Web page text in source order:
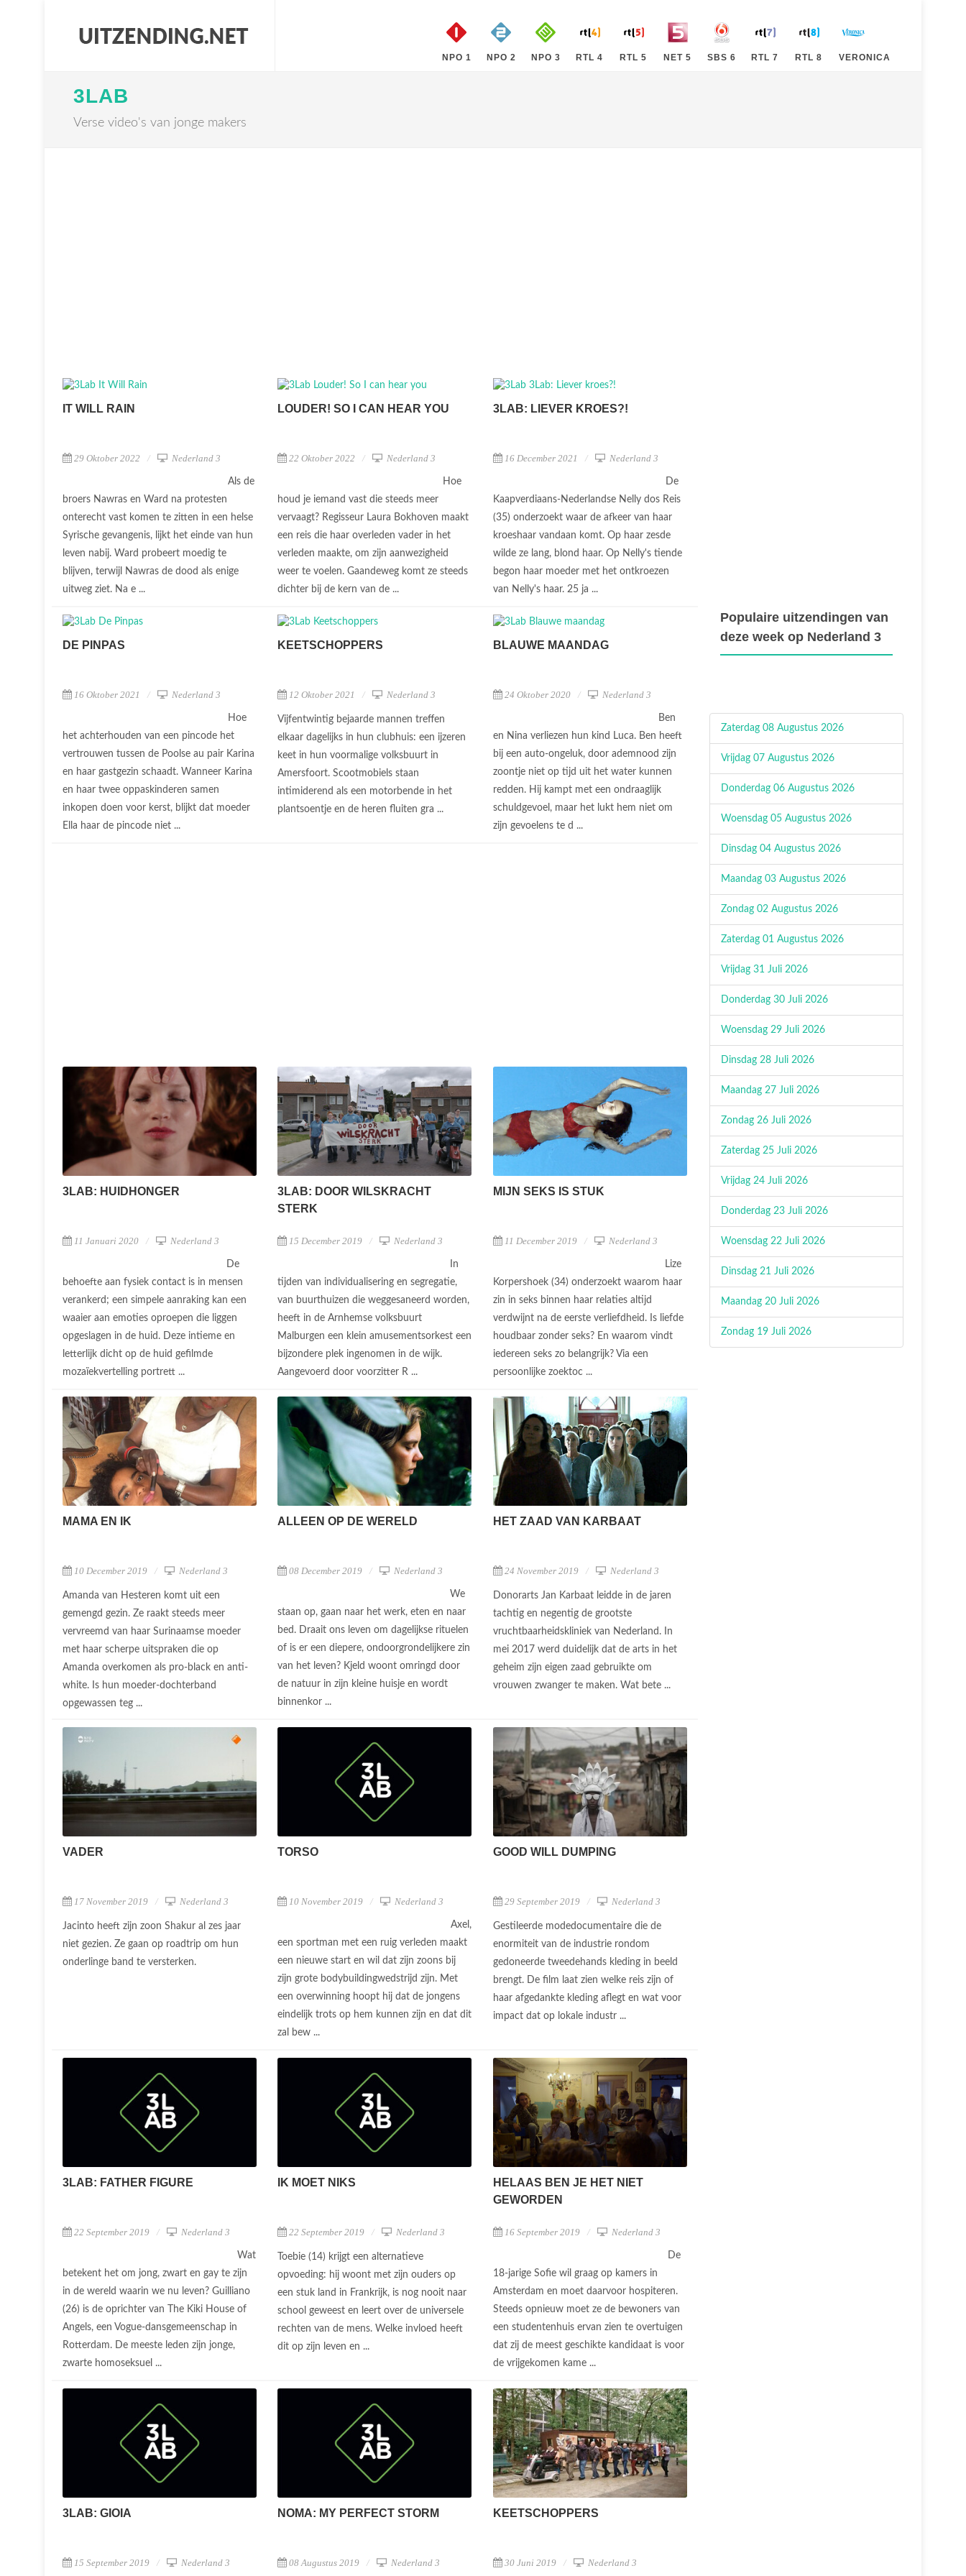
NPO 1 NPO 2 NPO 3 RTL 4 RTL 5 NET 5 SBS 6 RTL 7 RTL 8 VERONICA
3LAB
Verse video's van jonge makers
IT WILL RAIN
29 Oktober 2022 Nederland 3
Als de
broers Nawras en Ward na protesten
onterecht vast komen te zitten in een helse
Syrische gevangenis, lijkt het einde van hun
leven nabij. Ward probeert moedig te
blijven, terwijl Nawras de dood als enige
uitweg ziet. Na e ...
LOUDER! SO I CAN HEAR YOU
22 Oktober 2022 Nederland 3
Hoe
houd je iemand vast die steeds meer
vervaagt? Regisseur Laura Bokhoven maakt
een reis die haar overleden vader in het
verleden maakte, om zijn aanwezigheid
weer te voelen. Gaandeweg komt ze steeds
dichter bij de kern van de ...
3LAB: LIEVER KROES?!
16 December 2021 Nederland 3
De
Kaapverdiaans-Nederlandse Nelly dos Reis
(35) onderzoekt waar de afkeer van haar
kroeshaar vandaan komt. Op haar zesde
wilde ze lang, blond haar. Op Nelly's tiende
begon haar moeder met het ontkroezen
van Nelly's haar. 25 ja ...
DE PINPAS
16 Oktober 2021 Nederland 3
Hoe
het achterhouden van een pincode het
vertrouwen tussen de Poolse au pair Karina
en haar gastgezin schaadt. Wanneer Karina
en haar twee oppaskinderen samen
inkopen doen voor kerst, blijkt dat moeder
Ella haar de pincode niet ...
KEETSCHOPPERS
12 Oktober 2021 Nederland 3
Vijfentwintig bejaarde mannen treffen
elkaar dagelijks in hun clubhuis: een ijzeren
keet in hun voormalige volksbuurt in
Amersfoort. Scootmobiels staan
intimiderend als een motorbende in het
plantsoentje en de heren fluiten gra ...
BLAUWE MAANDAG
24 Oktober 2020 Nederland 3
Ben
en Nina verliezen hun kind Luca. Ben heeft
bij een auto-ongeluk, door ademnood zijn
zoontje niet op tijd uit het water kunnen
redden. Hij kampt met een ondraaglijk
schuldgevoel, maar het lukt hem niet om
zijn gevoelens te d ...
3LAB: HUIDHONGER
11 Januari 2020 Nederland 3
De
behoefte aan fysiek contact is in mensen
verankerd; een simpele aanraking kan een
waaier aan emoties oproepen die liggen
opgeslagen in de huid. Deze intieme en
letterlijk dicht op de huid gefilmde
mozaïekvertelling portrett ...
3LAB: DOOR WILSKRACHT
STERK
15 December 2019 Nederland 3
In
tijden van individualisering en segregatie,
van buurthuizen die weggesaneerd worden,
heeft in de Arnhemse volksbuurt
Malburgen een klein amusementsorkest een
bijzondere plek ingenomen in de wijk.
Aangevoerd door voorzitter R ...
MIJN SEKS IS STUK
11 December 2019 Nederland 3
Lize
Korpershoek (34) onderzoekt waarom haar
zin in seks binnen haar relaties altijd
verdwijnt na de eerste verliefdheid. Is liefde
houdbaar zonder seks? En waarom vindt
iedereen seks zo belangrijk? Via een
persoonlijke zoektoc ...
MAMA EN IK
10 December 2019 Nederland 3
Amanda van Hesteren komt uit een
gemengd gezin. Ze raakt steeds meer
vervreemd van haar Surinaamse moeder
met haar scherpe uitspraken die op
Amanda overkomen als pro-black en anti-
white. Is hun moeder-dochterband
opgewassen teg ...
ALLEEN OP DE WERELD
08 December 2019 Nederland 3
We
staan op, gaan naar het werk, eten en naar
bed. Draait ons leven om dagelijkse rituelen
of is er een diepere, ondoorgrondelijkere zin
van het leven? Kjeld woont omringd door
de natuur in zijn kleine huisje en wordt
binnenkor ...
HET ZAAD VAN KARBAAT
24 November 2019 Nederland 3
Donorarts Jan Karbaat leidde in de jaren
tachtig en negentig de grootste
vruchtbaarheidskliniek van Nederland. In
mei 2017 werd duidelijk dat de arts in het
geheim zijn eigen zaad gebruikte om
vrouwen zwanger te maken. Wat bete ...
VADER
17 November 2019 Nederland 3
Jacinto heeft zijn zoon Shakur al zes jaar
niet gezien. Ze gaan op roadtrip om hun
onderlinge band te versterken.
TORSO
10 November 2019 Nederland 3
Axel,
een sportman met een ruig verleden maakt
een nieuwe start en wil dat zijn zoons bij
zijn grote bodybuildingwedstrijd zijn. Met
een overwinning hoopt hij dat de jongens
eindelijk trots op hem kunnen zijn en dat dit
zal bew ...
GOOD WILL DUMPING
29 September 2019 Nederland 3
Gestileerde modedocumentaire die de
enormiteit van de industrie rondom
gedoneerde tweedehands kleding in beeld
brengt. De film laat zien welke reis zijn of
haar afgedankte kleding aflegt en wat voor
impact dat op lokale industr ...
3LAB: FATHER FIGURE
22 September 2019 Nederland 3
Wat
betekent het om jong, zwart en gay te zijn
in de wereld waarin we nu leven? Guilliano
(26) is de oprichter van The Kiki House of
Angels, een Vogue-dansgemeenschap in
Rotterdam. De meeste leden zijn jonge,
zwarte homoseksuel ...
IK MOET NIKS
22 September 2019 Nederland 3
Toebie (14) krijgt een alternatieve
opvoeding: hij woont met zijn ouders op
een stuk land in Frankrijk, is nog nooit naar
school geweest en leert over de universele
rechten van de mens. Welke invloed heeft
dit op zijn leven en ...
HELAAS BEN JE HET NIET
GEWORDEN
16 September 2019 Nederland 3
De
18-jarige Sofie wil graag op kamers in
Amsterdam en moet daarvoor hospiteren.
Steeds opnieuw moet ze de bewoners van
een studentenhuis ervan zien te overtuigen
dat zij de meest geschikte kandidaat is voor
de vrijgekomen kame ...
3LAB: GIOIA
15 September 2019 Nederland 3
NOMA: MY PERFECT STORM
08 Augustus 2019 Nederland 3
KEETSCHOPPERS
30 Juni 2019 Nederland 3
Populaire uitzendingen van
deze week op Nederland 3
Zaterdag 08 Augustus 2026
Vrijdag 07 Augustus 2026
Donderdag 06 Augustus 2026
Woensdag 05 Augustus 2026
Dinsdag 04 Augustus 2026
Maandag 03 Augustus 2026
Zondag 02 Augustus 2026
Zaterdag 01 Augustus 2026
Vrijdag 31 Juli 2026
Donderdag 30 Juli 2026
Woensdag 29 Juli 2026
Dinsdag 28 Juli 2026
Maandag 27 Juli 2026
Zondag 26 Juli 2026
Zaterdag 25 Juli 2026
Vrijdag 24 Juli 2026
Donderdag 23 Juli 2026
Woensdag 22 Juli 2026
Dinsdag 21 Juli 2026
Maandag 20 Juli 2026
Zondag 19 Juli 2026